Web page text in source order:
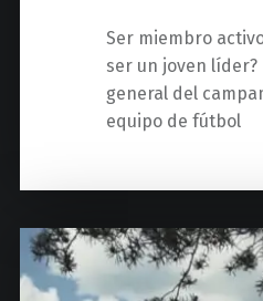
Ser miembro
ser un joven líder?
general del
equipo de fútbol